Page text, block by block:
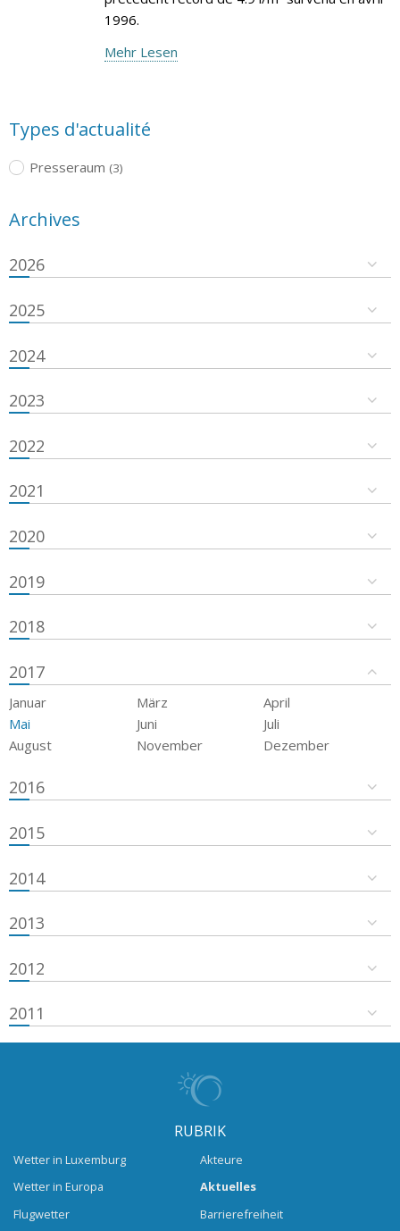
1996.
Mehr Lesen
Types d'actualité
Presseraum (3)
Archives
2026
2025
2024
2023
2022
2021
2020
2019
2018
2017
Januar März
April
Mai
Juni
Juli
August
November Dezember
2016
2015
2014
2013
2012
2011
RUBRIK
Wetter in Luxemburg
Wetter in Europa
Flugwetter
Akteure
Aktuelles
Barrierefreiheit